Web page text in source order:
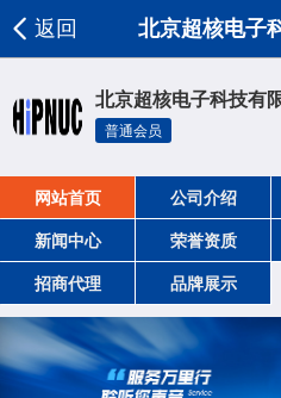
返回 北京超核电子
北京超核电子科技有
普通会员
网站首页 公司介绍
新闻中心 荣誉资质
招商代理 品牌展示